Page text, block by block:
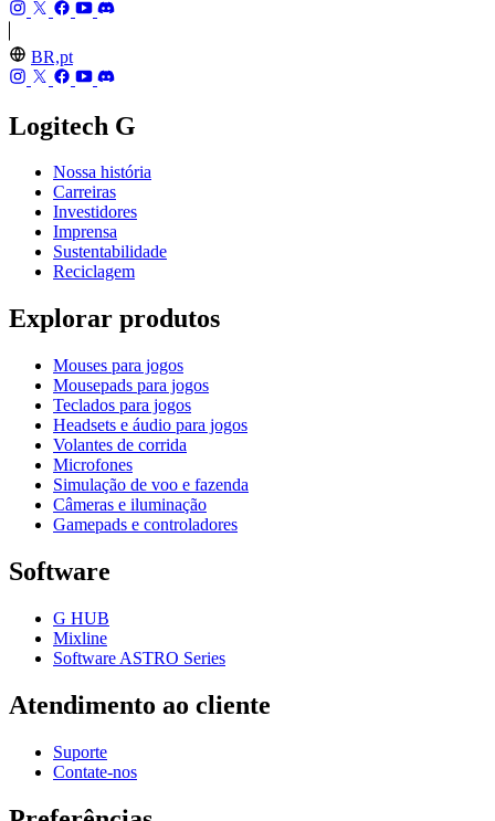
BR,pt
Logitech G
Nossa história
Carreiras
Investidores
Imprensa
Sustentabilidade
Reciclagem
Explorar produtos
Mouses para jogos
Mousepads para jogos
Teclados para jogos
Headsets e áudio para jogos
Volantes de corrida
Microfones
Simulação de voo e fazenda
Câmeras e iluminação
Gamepads e controladores
Software
G HUB
Mixline
Software ASTRO Series
Atendimento ao cliente
Suporte
Contate-nos